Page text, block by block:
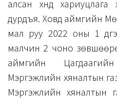
алсан хүнд хариуцлага
дурдъя. Ховд аймгийн
мал руу 2022 оны 1
малчин 2 чоно
аймгийн
Мэргэжлийн хяналтын
Мэргэжлийн хяналтын